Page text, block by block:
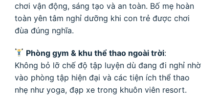
chơi vận động, sáng tạo và an toàn. Bố mẹ hoàn
toàn yên tâm nghỉ dưỡng khi con trẻ được chơi
đùa đúng nghĩa.
Phòng gym & khu thể thao ngoài trời:
Không bỏ lỡ chế độ tập luyện dù đang đi nghỉ nhờ
vào phòng tập hiện đại và các tiện ích thể thao
nhẹ như yoga, đạp xe trong khuôn viên resort.